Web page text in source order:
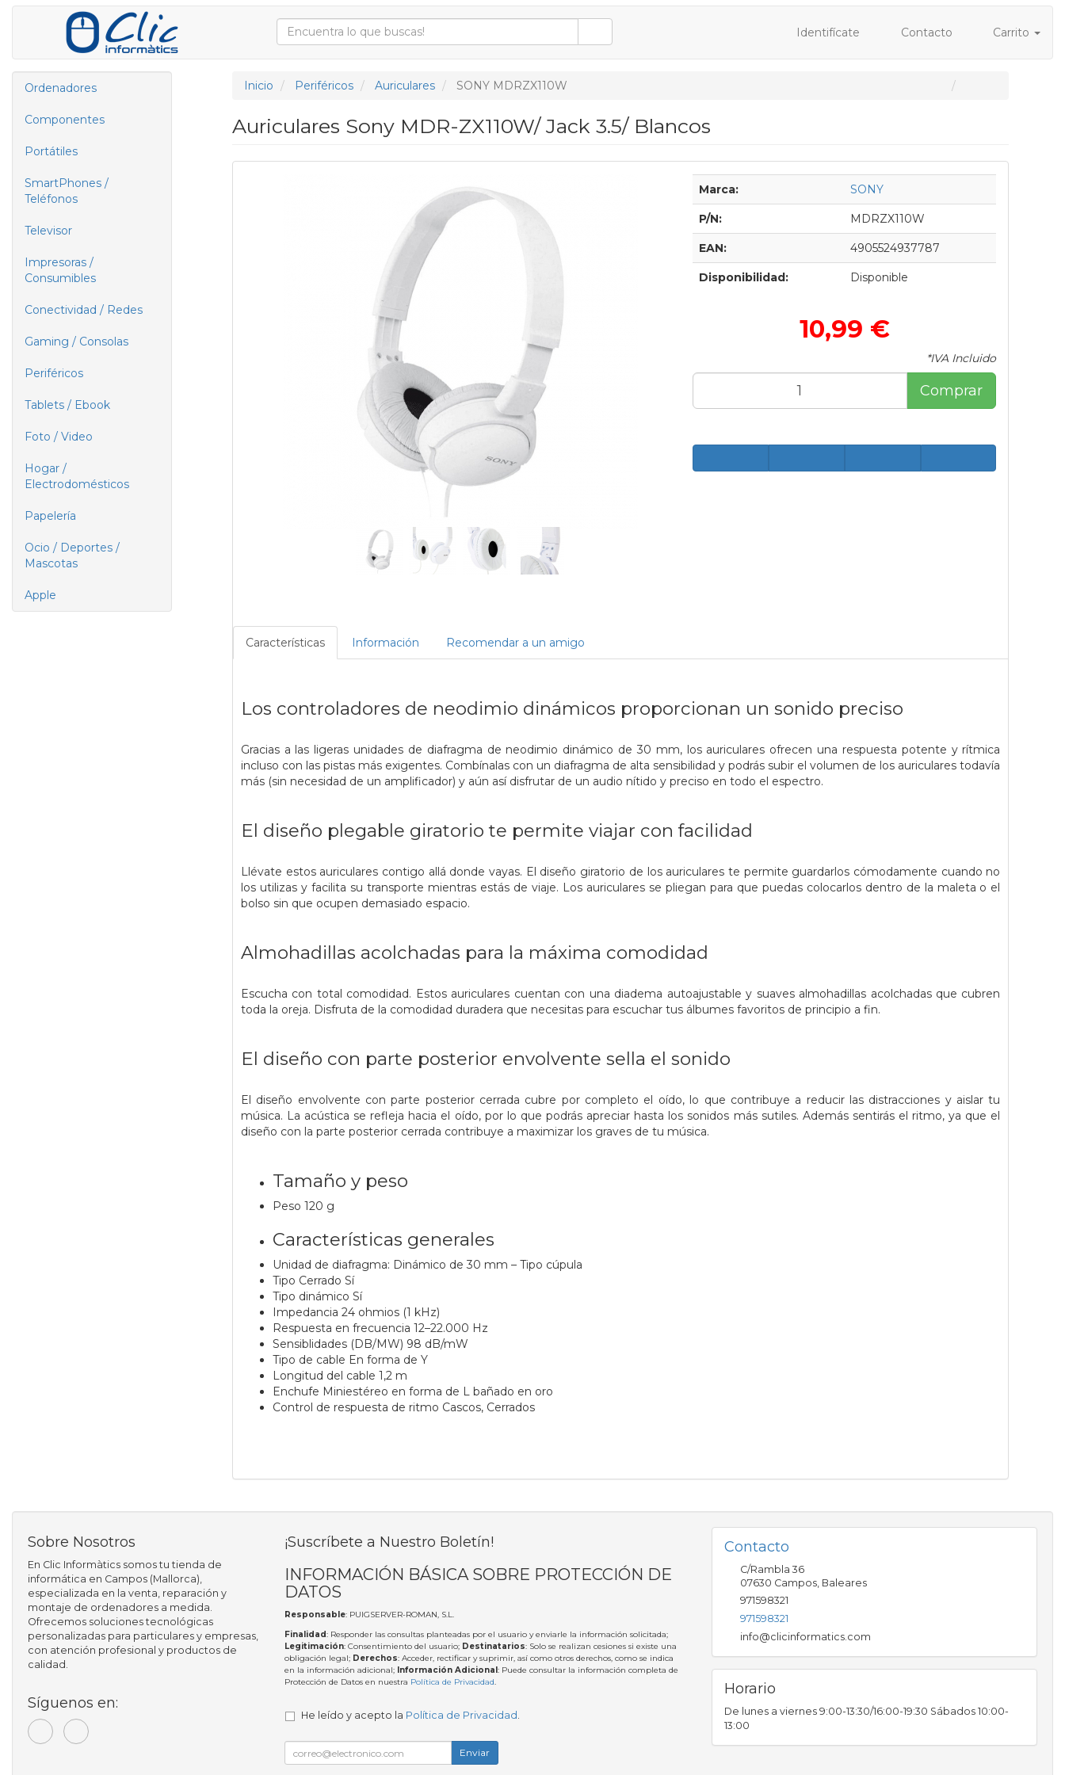
Identifícate Contacto Carrito
Ordenadores
Componentes
Portátiles
SmartPhones /
Teléfonos
Televisor
Impresoras /
Consumibles
Conectividad / Redes
Gaming / Consolas
Periféricos
Tablets / Ebook
Foto / Video
Hogar /
Electrodomésticos
Papelería
Ocio / Deportes /
Mascotas
Apple
Inicio Periféricos Auriculares SONY MDRZX110W
Auriculares Sony MDR-ZX110W/ Jack 3.5/ Blancos
Marca: SONY
P/N: MDRZX110W
EAN: 4905524937787
Disponibilidad: Disponible
10,99 €
*IVA Incluido
Comprar
Características Información Recomendar a un amigo
Los controladores de neodimio dinámicos proporcionan un sonido preciso
Gracias a las ligeras unidades de diafragma de neodimio dinámico de 30 mm, los auriculares ofrecen una respuesta potente y rítmica
incluso con las pistas más exigentes. Combínalas con un diafragma de alta sensibilidad y podrás subir el volumen de los auriculares todavía
más (sin necesidad de un amplificador) y aún así disfrutar de un audio nítido y preciso en todo el espectro.
El diseño plegable giratorio te permite viajar con facilidad
Llévate estos auriculares contigo allá donde vayas. El diseño giratorio de los auriculares te permite guardarlos cómodamente cuando no
los utilizas y facilita su transporte mientras estás de viaje. Los auriculares se pliegan para que puedas colocarlos dentro de la maleta o el
bolso sin que ocupen demasiado espacio.
Almohadillas acolchadas para la máxima comodidad
Escucha con total comodidad. Estos auriculares cuentan con una diadema autoajustable y suaves almohadillas acolchadas que cubren
toda la oreja. Disfruta de la comodidad duradera que necesitas para escuchar tus álbumes favoritos de principio a fin.
El diseño con parte posterior envolvente sella el sonido
El diseño envolvente con parte posterior cerrada cubre por completo el oído, lo que contribuye a reducir las distracciones y aislar tu
música. La acústica se refleja hacia el oído, por lo que podrás apreciar hasta los sonidos más sutiles. Además sentirás el ritmo, ya que el
diseño con la parte posterior cerrada contribuye a maximizar los graves de tu música.
Tamaño y peso
Peso 120 g
Características generales
Unidad de diafragma: Dinámico de 30 mm – Tipo cúpula
Tipo Cerrado Sí
Tipo dinámico Sí
Impedancia 24 ohmios (1 kHz)
Respuesta en frecuencia 12–22.000 Hz
Sensiblidades (DB/MW) 98 dB/mW
Tipo de cable En forma de Y
Longitud del cable 1,2 m
Enchufe Miniestéreo en forma de L bañado en oro
Control de respuesta de ritmo Cascos, Cerrados
Sobre Nosotros
En Clic Informàtics somos tu tienda de
informática en Campos (Mallorca),
especializada en la venta, reparación y
montaje de ordenadores a medida.
Ofrecemos soluciones tecnológicas
personalizadas para particulares y empresas,
con atención profesional y productos de
calidad.
Síguenos en:
¡Suscríbete a Nuestro Boletín!
INFORMACIÓN BÁSICA SOBRE PROTECCIÓN DE
DATOS
Responsable: PUIGSERVER-ROMAN, S.L.
Finalidad: Responder las consultas planteadas por el usuario y enviarle la información solicitada;
Legitimación: Consentimiento del usuario; Destinatarios: Solo se realizan cesiones si existe una
obligación legal; Derechos: Acceder, rectificar y suprimir, así como otros derechos, como se indica
en la información adicional; Información Adicional : Puede consultar la información completa de
Protección de Datos en nuestra Política de Privacidad.
He leído y acepto la Política de Privacidad .
Enviar
Contacto
C/Rambla 36
07630 Campos, Baleares
971598321
971598321
info@clicinformatics.com
Horario
De lunes a viernes 9:00-13:30/16:00-19:30 Sábados 10:00-
13:00